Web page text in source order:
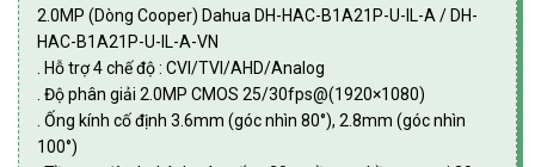
2.0MP (Dòng Cooper) Dahua DH-HAC-B1A21P-U-IL-A / DH-
HAC-B1A21P-U-IL-A-VN
. Hỗ trợ 4 chế độ : CVI/TVI/AHD/Analog
. Độ phân giải 2.0MP CMOS 25/30fps@(1920×1080)
. Ống kính cố định 3.6mm (góc nhìn 80°), 2.8mm (góc nhìn
100°)